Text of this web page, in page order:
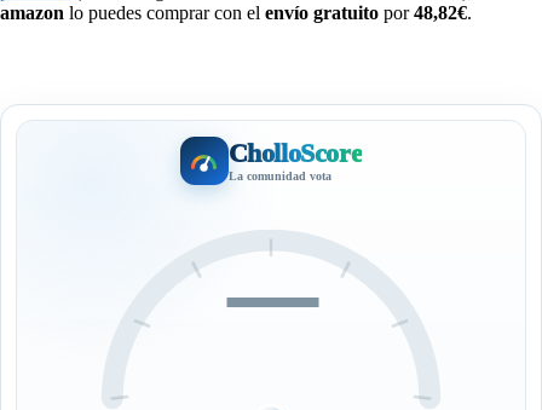
amazon lo puedes comprar con el envío gratuito por48,82€.
CholloScore
La comunidad vota
—